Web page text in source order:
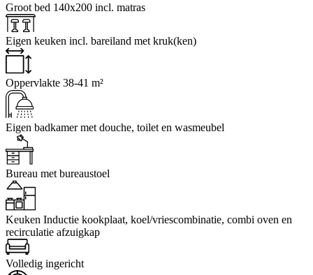
Groot bed 140x200 incl. matras
Eigen keuken incl. bareiland met kruk(ken)
Oppervlakte 38-41 m²
Eigen badkamer met douche, toilet en wasmeubel
Bureau met bureaustoel
Keuken Inductie kookplaat, koel/vriescombinatie, combi oven en
recirculatie afzuigkap
Volledig ingericht